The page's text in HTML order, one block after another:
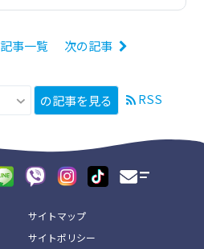
記事一覧 次の記事
の記事を見る RSS
サイトマップ
サイトポリシー